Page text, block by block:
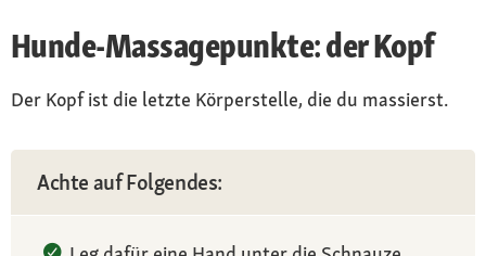
Hunde-Massagepunkte: der Kopf
Der Kopf ist die letzte Körperstelle, die du massierst.
Achte auf Folgendes: